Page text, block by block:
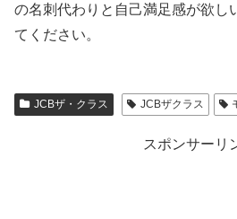
の名刺代わりと自己満足感が欲し
てください。
JCBザ・クラス JCBザクラス
スポンサーリ